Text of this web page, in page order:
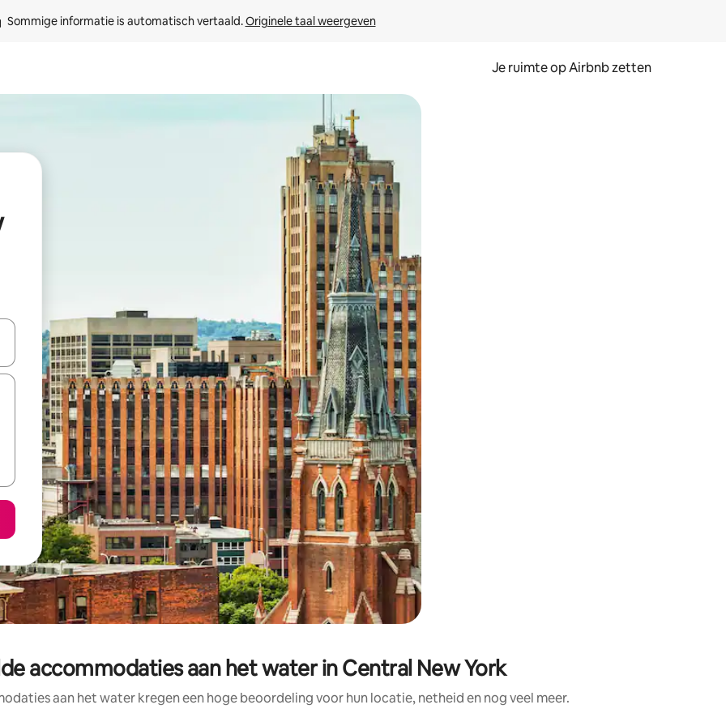
Sommige informatie is automatisch vertaald. Originele taal weergeven
Je ruimte op Airbnb zetten
keuze met je de pijltjestoetsen omhoog en omlaag, óf door te tikken of swipen.
accommodaties aan het water in Central New York
aan het water kregen een hoge beoordeling voor hun locatie, netheid en nog veel meer.